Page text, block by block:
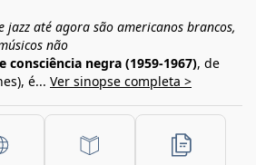
jazz até agora são americanos brancos,
não
consciência negra (1959-1967), de
é... Ver sinopse completa >